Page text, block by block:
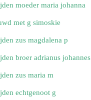
moeder maria johanna
met g simoskie
zus magdalena p
broer adrianus johannes
zus maria m
echtgenoot g